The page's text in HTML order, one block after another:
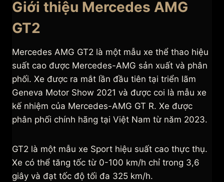
Giới thiệu Mercedes AMG
GT2
Mercedes AMG GT2 là một mẫu xe thể thao hiệu
suất cao được Mercedes-AMG sản xuất và phân
phối. Xe được ra mắt lần đầu tiên tại triển lãm
Geneva Motor Show 2021 và được coi là mẫu xe
kế nhiệm của Mercedes-AMG GT R. Xe được
phân phối chính hãng tại Việt Nam từ năm 2023.
GT2 là một mẫu xe Sport hiệu suất cao thực thụ.
Xe có thể tăng tốc từ 0-100 km/h chỉ trong 3,6
giây và đạt tốc độ tối đa 325 km/h.